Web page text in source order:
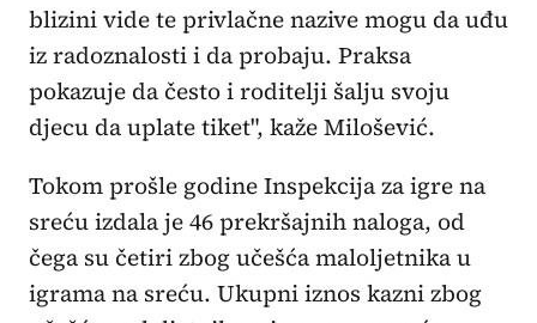
blizini vide te privlačne nazive mogu da uđu
iz radoznalosti i da probaju. Praksa
pokazuje da često i roditelji šalju svoju
djecu da uplate tiket", kaže Milošević.
Tokom prošle godine Inspekcija za igre na
sreću izdala je 46 prekršajnih naloga, od
čega su četiri zbog učešća maloljetnika u
igrama na sreću. Ukupni iznos kazni zbog